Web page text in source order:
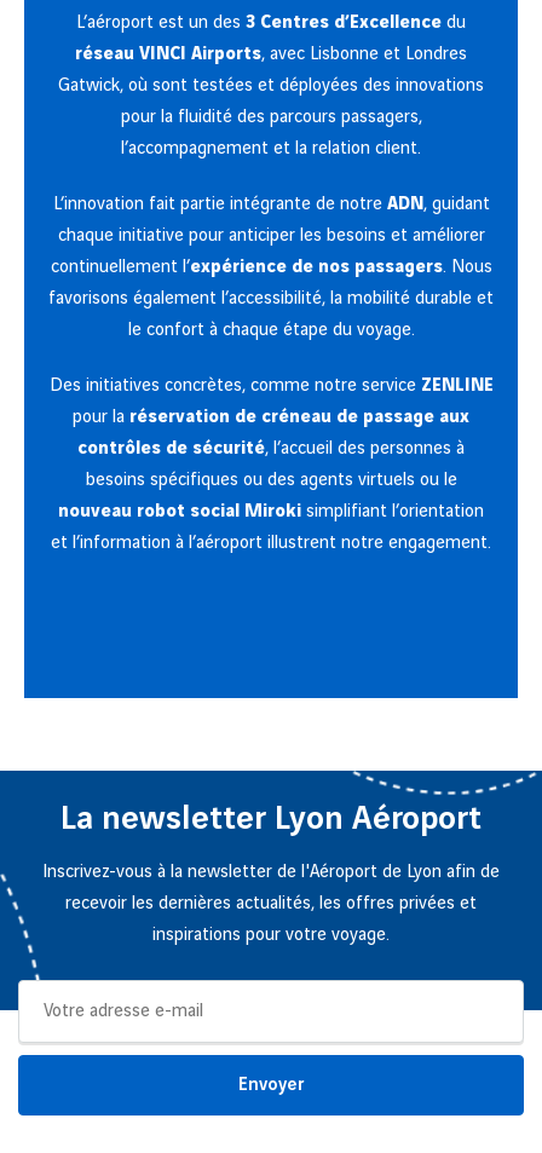
L’aéroport est un des 3 Centres d’Excellence du
réseau VINCI Airports, avec Lisbonne et Londres
Gatwick, où sont testées et déployées des innovations
pour la fluidité des parcours passagers,
l’accompagnement et la relation client.
L’innovation fait partie intégrante de notre ADN, guidant
chaque initiative pour anticiper les besoins et améliorer
continuellement l’expérience de nos passagers. Nous
favorisons également l’accessibilité, la mobilité durable et
le confort à chaque étape du voyage.
Des initiatives concrètes, comme notre service ZENLINE
pour la réservation de créneau de passage aux
contrôles de sécurité, l’accueil des personnes à
besoins spécifiques ou des agents virtuels ou le
nouveau robot social Miroki simplifiant l’orientation
et l’information à l’aéroport illustrent notre engagement.
La newsletter Lyon Aéroport
Inscrivez-vous à la newsletter de l'Aéroport de Lyon afin de
recevoir les dernières actualités, les offres privées et
inspirations pour votre voyage.
Envoyer